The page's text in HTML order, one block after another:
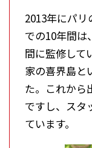
2013年にパ
での10年間は
間に監修して
家の喜界島と
た。これから
ですし、スタ
ています。